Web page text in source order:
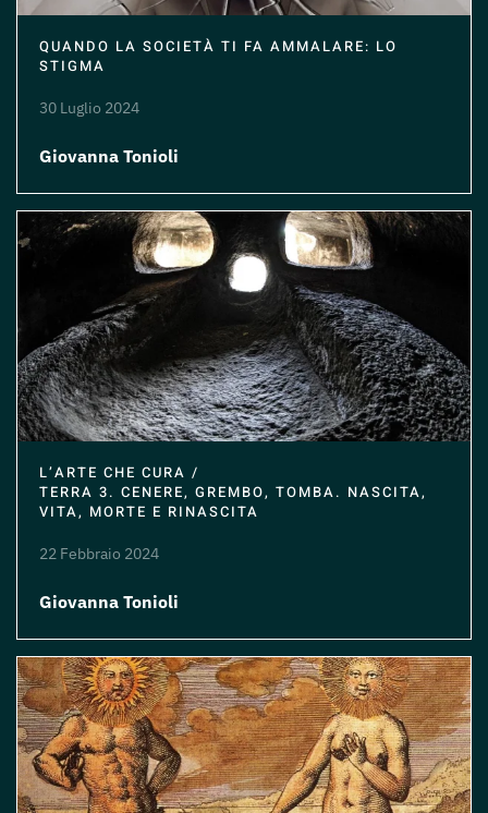
QUANDO LA SOCIETÀ TI FA AMMALARE: LO
STIGMA
30 Luglio 2024
Giovanna Tonioli
L’ARTE CHE CURA /
TERRA 3. CENERE, GREMBO, TOMBA. NASCITA,
VITA, MORTE E RINASCITA
22 Febbraio 2024
Giovanna Tonioli